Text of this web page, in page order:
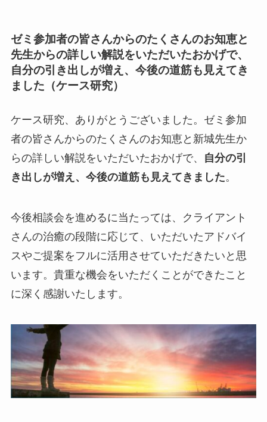
ゼミ参加者の皆さんからのたくさんのお知恵と
先生からの詳しい解説をいただいたおかげで、
自分の引き出しが増え、今後の道筋も見えてき
ました（ケース研究）
ケース研究、ありがとうございました。ゼミ参加
者の皆さんからのたくさんのお知恵と新城先生か
らの詳しい解説をいただいたおかげで、
自分の引
き出しが増え、今後の道筋も見えてきました。
今後相談会を進めるに当たっては、クライアント
さんの治癒の段階に応じて、いただいたアドバイ
スやご提案をフルに活用させていただきたいと思
います。貴重な機会をいただくことができたこと
に深く感謝いたします。